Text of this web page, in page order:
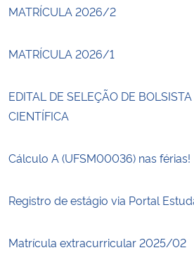
MATRÍCULA 2026/2
MATRÍCULA 2026/1
EDITAL DE SELEÇÃO DE
CIENTÍFICA
Cálculo A (UFSM00036) nas férias!
Registro de estágio via Portal
Matrícula extracurricular 2025/02